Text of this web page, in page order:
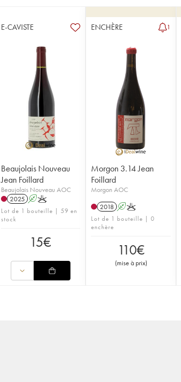
E-CAVISTE
Beaujolais Nouveau
Jean Foillard
Beaujolais Nouveau AOC
2025 AK
Lot de 1 bouteille | 59 en
stock
15€
ENCHÈRE 1
Morgon 3.14 Jean
Foillard
Morgon AOC
2018 AK
Lot de 1 bouteille | 0
enchère
110€
(mise à prix)